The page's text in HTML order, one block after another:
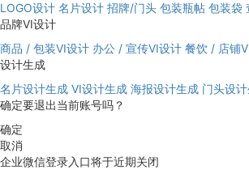
LOGO设计 名片设计 招牌/门头 包装瓶帖 包装袋
品牌VI设计
商品 / 包装VI设计 办公 / 宣传VI设计 餐饮 / 店铺
设计生成
名片设计生成 VI设计生成 海报设计生成 门头设
确定要退出当前账号吗？
确定
取消
企业微信登录入口将于近期关闭